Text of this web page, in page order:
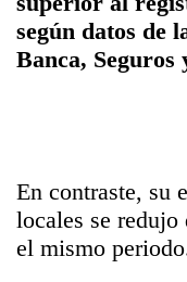
según datos de
Banca, Seguros
En contraste, su
locales se redujo
el mismo